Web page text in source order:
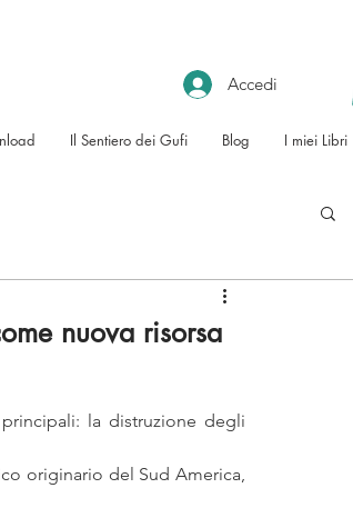
Accedi
Il Sentiero dei Gufi Blog I miei Libri
nuova risorsa
la distruzione degli
originario del Sud America,